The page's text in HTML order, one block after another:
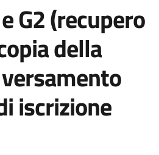
G2 (recupero
della
iscrizione